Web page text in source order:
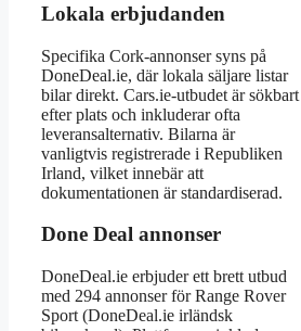
Lokala erbjudanden
Specifika Cork-annonser syns på
DoneDeal.ie, där lokala säljare listar
bilar direkt. Cars.ie-utbudet är sökbart
efter plats och inkluderar ofta
leveransalternativ. Bilarna är
vanligtvis registrerade i Republiken
Irland, vilket innebär att
dokumentationen är standardiserad.
Done Deal annonser
DoneDeal.ie erbjuder ett brett utbud
med 294 annonser för Range Rover
Sport (DoneDeal.ie irländsk